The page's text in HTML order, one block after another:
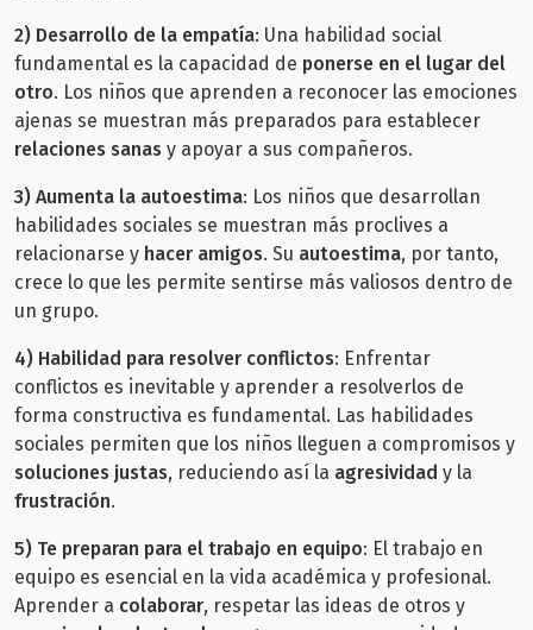
2) Desarrollo de la empatía: Una habilidad social
fundamental es la capacidad de ponerse en el lugar del
otro. Los niños que aprenden a reconocer las emociones
ajenas se muestran más preparados para establecer
relaciones sanas y apoyar a sus compañeros.
3) Aumenta la autoestima: Los niños que desarrollan
habilidades sociales se muestran más proclives a
relacionarse y hacer amigos. Su autoestima, por tanto,
crece lo que les permite sentirse más valiosos dentro de
un grupo.
4) Habilidad para resolver conflictos: Enfrentar
conflictos es inevitable y aprender a resolverlos de
forma constructiva es fundamental. Las habilidades
sociales permiten que los niños lleguen a compromisos y
soluciones justas, reduciendo así la agresividad y la
frustración.
5) Te preparan para el trabajo en equipo: El trabajo en
equipo es esencial en la vida académica y profesional.
Aprender a colaborar, respetar las ideas de otros y